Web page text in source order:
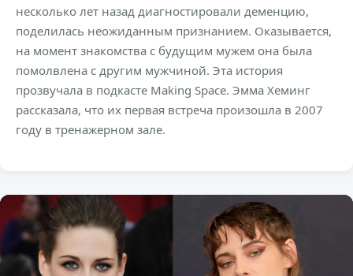
несколько лет назад диагностировали деменцию,
поделилась неожиданным признанием. Оказывается,
на момент знакомства с будущим мужем она была
помолвлена с другим мужчиной. Эта история
прозвучала в подкасте Making Space. Эмма Хеминг
рассказала, что их первая встреча произошла в 2007
году в тренажерном зале.